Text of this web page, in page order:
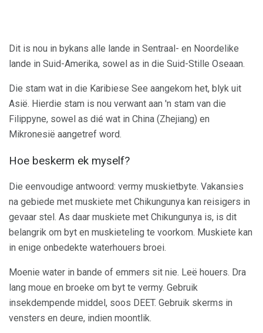
Dit is nou in bykans alle lande in Sentraal- en Noordelike
lande in Suid-Amerika, sowel as in die Suid-Stille Oseaan.
Die stam wat in die Karibiese See aangekom het, blyk uit
Asië. Hierdie stam is nou verwant aan 'n stam van die
Filippyne, sowel as dié wat in China (Zhejiang) en
Mikronesië aangetref word.
Hoe beskerm ek myself?
Die eenvoudige antwoord: vermy muskietbyte. Vakansies
na gebiede met muskiete met Chikungunya kan reisigers in
gevaar stel. As daar muskiete met Chikungunya is, is dit
belangrik om byt en muskieteling te voorkom. Muskiete kan
in enige onbedekte waterhouers broei.
Moenie water in bande of emmers sit nie. Leë houers. Dra
lang moue en broeke om byt te vermy. Gebruik
insekdempende middel, soos DEET. Gebruik skerms in
vensters en deure, indien moontlik.